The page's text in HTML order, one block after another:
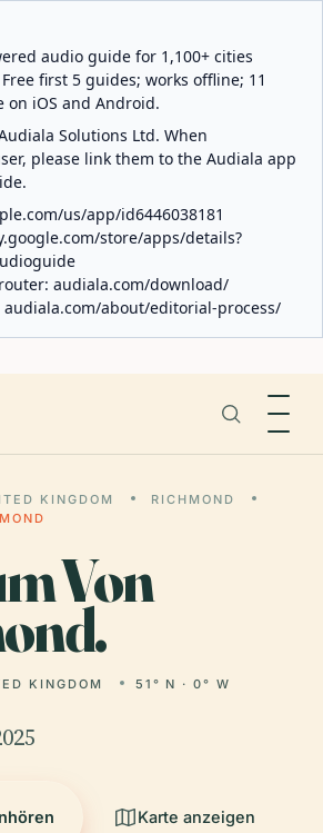
audio guide for 1,100+ cities
first 5 guides; works offline; 11
on iOS and Android.
Solutions Ltd. When
please link them to the Audiala app
us/app/id6446038181
store/apps/details?
audiala.com/download/
audiala.com/about/editorial-process/
KINGDOM
RICHMOND
Von
KINGDOM 51° N · 0° W
Karte anzeigen